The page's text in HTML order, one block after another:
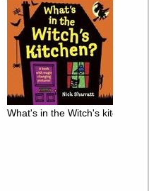
What's in the Witch's kitchen?